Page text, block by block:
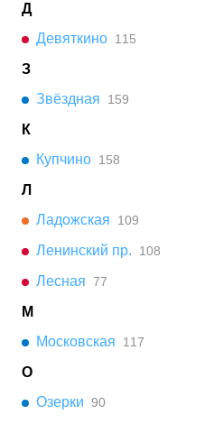
Д
Девяткино 115
З
Звёздная
159
К
Купчино 158
Л
Ладожская
109
Ленинский пр. 108
Лесная 77
М
Московская
117
О
Озерки 90